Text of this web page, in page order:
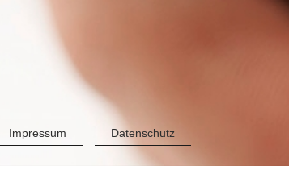
Impressum Datenschutz